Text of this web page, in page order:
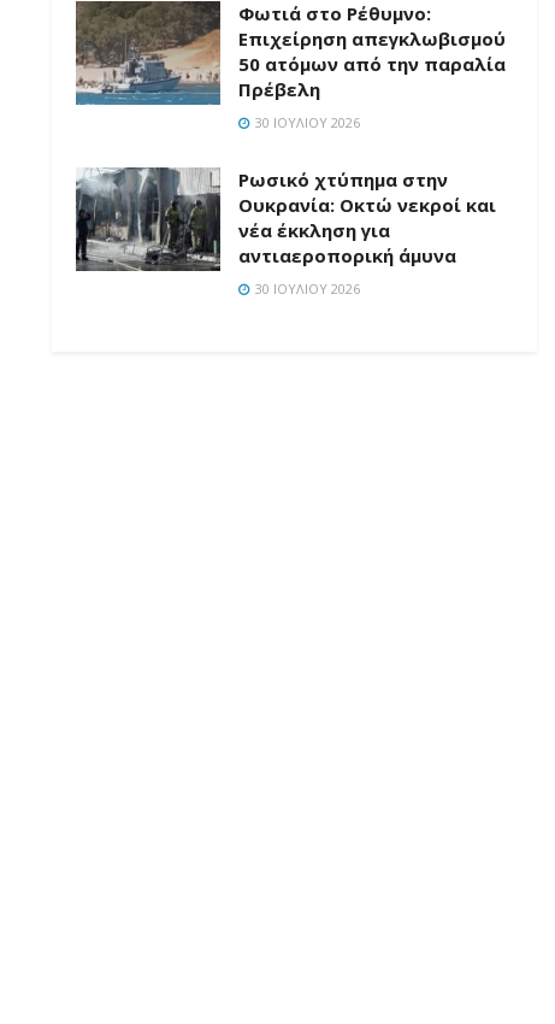
Φωτιά στο Ρέθυμνο:
Επιχείρηση απεγκλωβισμού
50 ατόμων από την παραλία
Πρέβελη
30 ΙΟΥΛΊΟΥ 2026
Ρωσικό χτύπημα στην
Ουκρανία: Οκτώ νεκροί και
νέα έκκληση για
αντιαεροπορική άμυνα
30 ΙΟΥΛΊΟΥ 2026